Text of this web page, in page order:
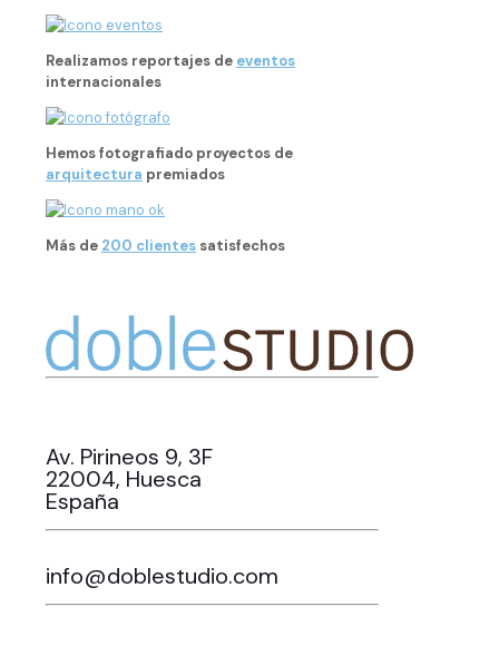
Realizamos reportajes de eventos
internacionales
Hemos fotografiado proyectos de
arquitectura premiados
Más de 200 clientes satisfechos
Av. Pirineos 9, 3F
22004, Huesca
España
info@doblestudio.com